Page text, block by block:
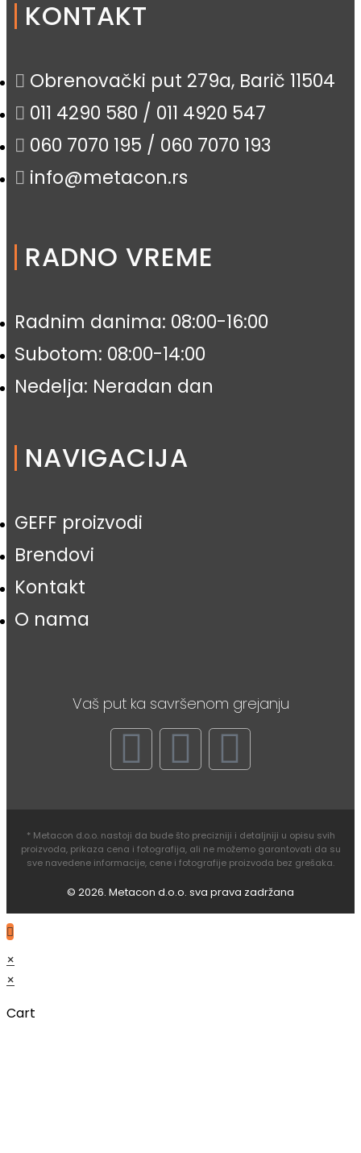
KONTAKT
Obrenovački put 279a, Barič 11504
011 4290 580 / 011 4920 547
060 7070 195 / 060 7070 193
info@metacon.rs
RADNO VREME
Radnim danima: 08:00-16:00
Subotom: 08:00-14:00
Nedelja: Neradan dan
NAVIGACIJA
GEFF proizvodi
Brendovi
Kontakt
O nama
Vaš put ka savršenom grejanju
* Metacon d.o.o. nastoji da bude što precizniji i detaljniji u opisu svih
proizvoda, prikaza cena i fotografija, ali ne možemo garantovati da su
sve navedene informacije, cene i fotografije proizvoda bez grešaka.
© 2026. Metacon d.o.o. sva prava zadržana
×
×
Cart